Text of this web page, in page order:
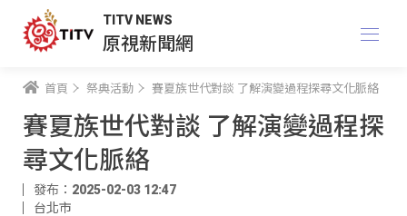
TITV NEWS
原視新聞網
首頁 祭典活動 賽夏族世代對談 了解演變過程探尋文化脈絡
賽夏族世代對談 了解演變過程探
尋文化脈絡
發布：2025-02-03 12:47
台北市